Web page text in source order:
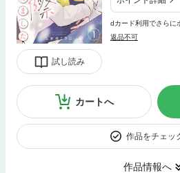
試し読み
dカード利用でさらに
返品不可
カートへ
作品をチェッ
作品情報へ